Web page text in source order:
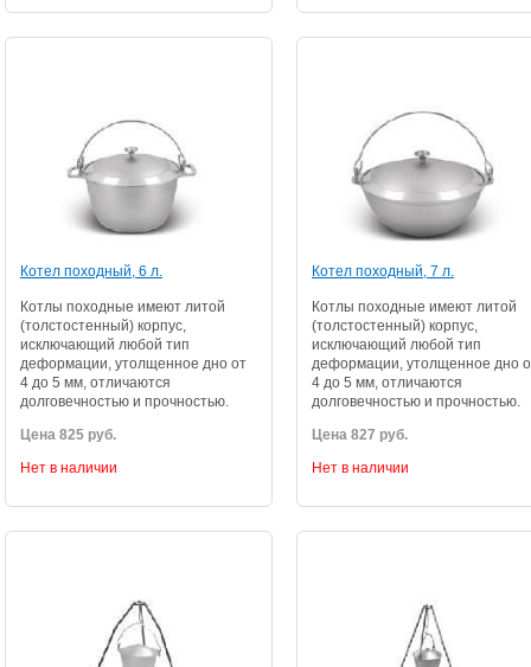
Котел походный, 6 л.
Котлы походные имеют литой
(толстостенный) корпус,
исключающий любой тип
деформации, утолщенное дно от
4 до 5 мм, отличаются
долговечностью и прочностью.
Цена 825 руб.
Нет в наличии
Котел походный, 7 л.
Котлы походные имеют литой
(толстостенный) корпус,
исключающий любой тип
деформации, утолщенное дно
4 до 5 мм, отличаются
долговечностью и прочностью.
Цена 827 руб.
Нет в наличии